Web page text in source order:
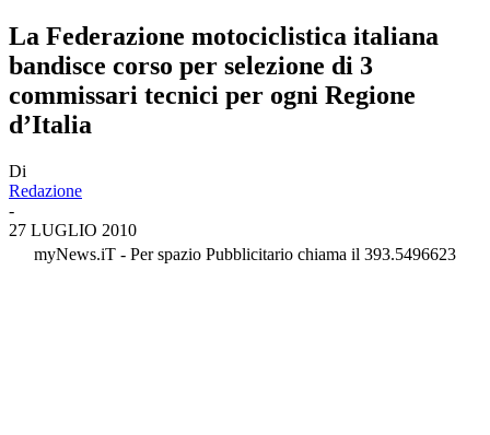
La Federazione motociclistica italiana
bandisce corso per selezione di 3
commissari tecnici per ogni Regione
d’Italia
Di
Redazione
-
27 LUGLIO 2010
myNews.iT - Per spazio Pubblicitario chiama il 393.5496623